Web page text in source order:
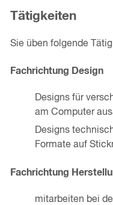
Tätigkeiten
Sie üben folgende
Fachrichtung Design
Designs für
am Computer
Designs
Formate auf
Fachrichtung
mitarbeiten bei